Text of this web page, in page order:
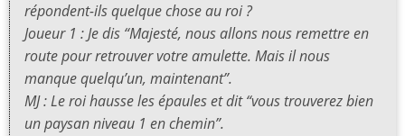
répondent-ils quelque chose au roi ?
Joueur 1 : Je dis “Majesté, nous allons nous remettre en
route pour retrouver votre amulette. Mais il nous
manque quelqu’un, maintenant”.
MJ : Le roi hausse les épaules et dit “vous trouverez bien
un paysan niveau 1 en chemin”.